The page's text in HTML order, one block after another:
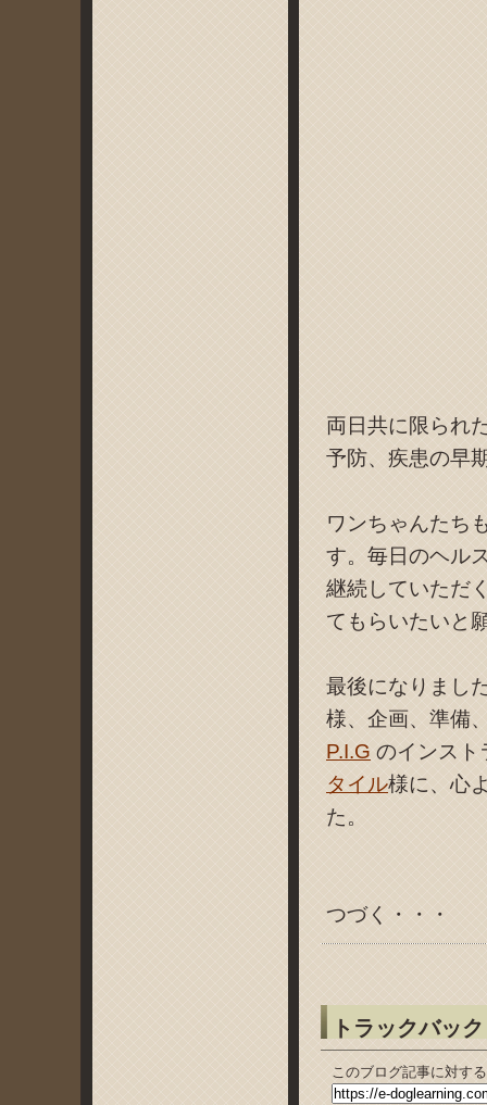
両日共に限られ
予防、疾患の早
ワンちゃんたち
す。毎日のヘル
継続していただ
てもらいたいと
最後になりまし
様、企画、準備
P.I.G のインスト
タイル様に、心
た。
つづく・・・
トラックバック
このブログ記事に対す